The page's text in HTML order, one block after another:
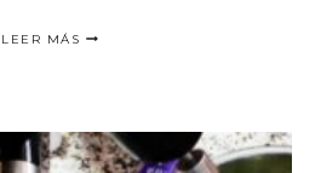
LEER MÁS
PRODUCTS
|PROBANDO